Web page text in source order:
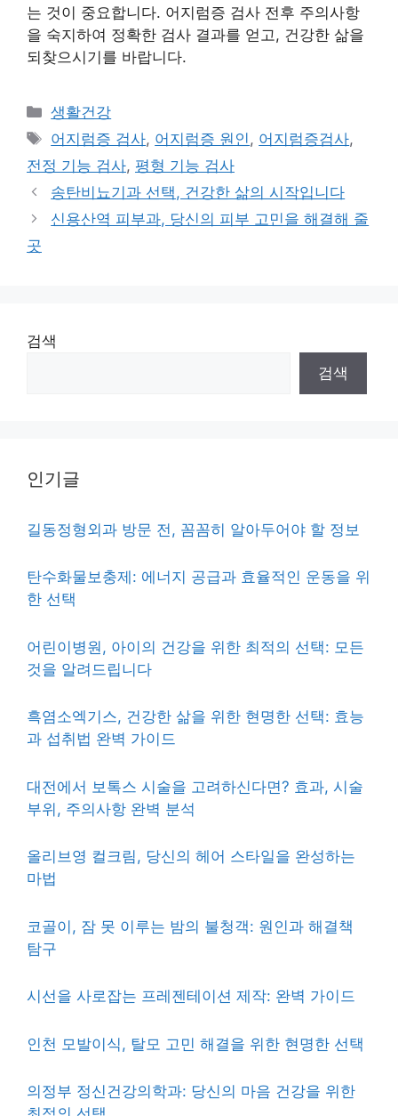
는 것이 중요합니다. 어지럼증 검사 전후 주의사항
을 숙지하여 정확한 검사 결과를 얻고, 건강한 삶을
되찾으시기를 바랍니다.
Categories
생활건강
Tags
어지럼증 검사, 어지럼증 원인 , 어지럼증검사,
전정 기능 검사, 평형 기능 검사
송탄비뇨기과 선택, 건강한 삶의 시작입니다
신용산역 피부과, 당신의 피부 고민을 해결해 줄
곳
검색
검색
인기글
길동정형외과 방문 전, 꼼꼼히 알아두어야 할 정보
탄수화물보충제: 에너지 공급과 효율적인 운동을 위
한 선택
어린이병원, 아이의 건강을 위한 최적의 선택: 모든
것을 알려드립니다
흑염소엑기스, 건강한 삶을 위한 현명한 선택: 효능
과 섭취법 완벽 가이드
대전에서 보톡스 시술을 고려하신다면? 효과, 시술
부위, 주의사항 완벽 분석
올리브영 컬크림, 당신의 헤어 스타일을 완성하는
마법
코골이, 잠 못 이루는 밤의 불청객: 원인과 해결책
탐구
시선을 사로잡는 프레젠테이션 제작: 완벽 가이드
인천 모발이식, 탈모 고민 해결을 위한 현명한 선택
의정부 정신건강의학과: 당신의 마음 건강을 위한